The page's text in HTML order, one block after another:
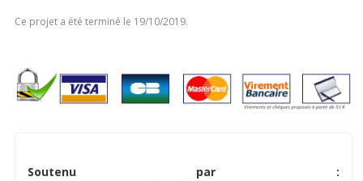
Ce projet a été terminé le 19/10/2019.
Soutenu par :